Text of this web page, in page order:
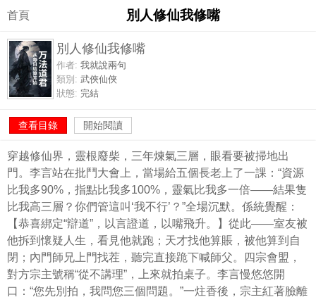
首頁 別人修仙我修嘴
別人修仙我修嘴
作者: 我就說兩句
類別: 武俠仙俠
狀態: 完結
查看目錄 開始閱讀
穿越修仙界，靈根廢柴，三年煉氣三層，眼看要被掃地出
門。李言站在批鬥大會上，當場給五個長老上了一課：“資源
比我多90%，指點比我多100%，靈氣比我多一倍——結果隻
比我高三層？你們管這叫‘我不行’？”全場沉默。係統覺醒：
【恭喜綁定“辯道”，以言證道，以嘴飛升。】從此——室友被
他拆到懷疑人生，看見他就跑；天才找他算賬，被他算到自
閉；內門師兄上門找茬，聽完直接跪下喊師父。四宗會盟，
對方宗主號稱“從不講理”，上來就拍桌子。李言慢悠悠開
口：“您先別拍，我問您三個問題。”一炷香後，宗主紅著臉離